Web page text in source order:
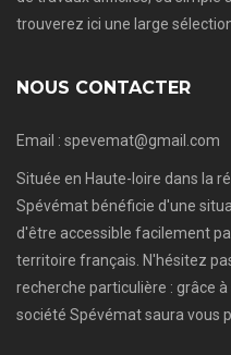
trouverez ici une large
NOUS CONTACTER
Email : spevemat@gmail.com
Située en Haute-loire dans la
Spévémat bénéficie d'une
d'être accessible facilement
territoire français. N'hésitez
recherche particulière : grâce
société Spévémat saura vous